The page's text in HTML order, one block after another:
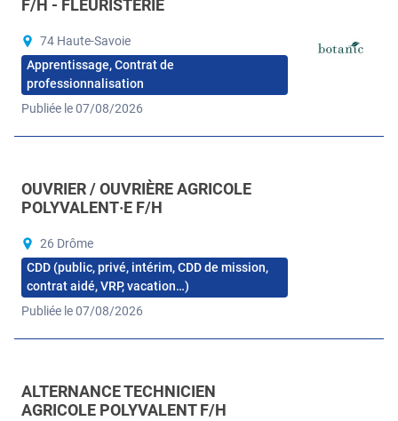
F/H - FLEURISTERIE
74 Haute-Savoie
Apprentissage, Contrat de
professionnalisation
Publiée le 07/08/2026
OUVRIER / OUVRIÈRE AGRICOLE
POLYVALENT·E F/H
26 Drôme
CDD (public, privé, intérim, CDD de mission,
contrat aidé, VRP, vacation…)
Publiée le 07/08/2026
ALTERNANCE TECHNICIEN
AGRICOLE POLYVALENT F/H